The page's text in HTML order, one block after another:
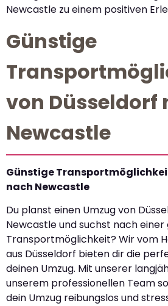
Newcastle zu einem positiven
Günstige
von Düsseldorf
Newcastle
Günstige
nach Newcastle
Du planst einen Umzug von
Newcastle und suchst nach einer
Transportmöglichkeit? Wir vom
aus Düsseldorf bieten dir die
deinen Umzug. Mit unserer
unserem professionellen Team
dein Umzug reibungslos und